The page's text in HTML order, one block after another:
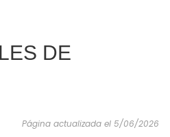
INSPIRACIONES
DE
Página actualizada el 5/06/2026